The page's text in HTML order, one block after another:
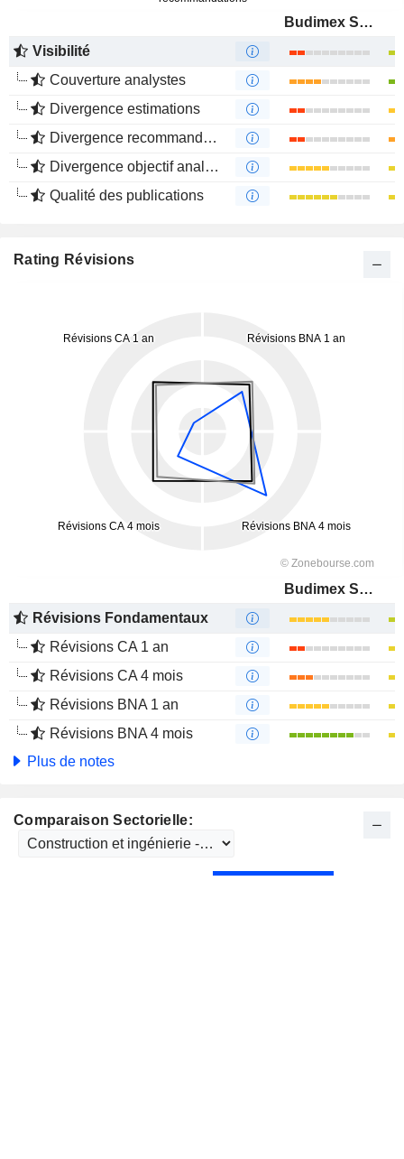
Budimex S.A.
Visibilité
Couverture analystes
Divergence estimations
Divergence recommandations analystes
Divergence objectif analystes
Qualité des publications
Rating Révisions
Budimex S.A.
Révisions Fondamentaux
Révisions CA 1 an
Révisions CA 4 mois
Révisions BNA 1 an
Révisions BNA 4 mois
Plus de notes
Comparaison Sectorielle: